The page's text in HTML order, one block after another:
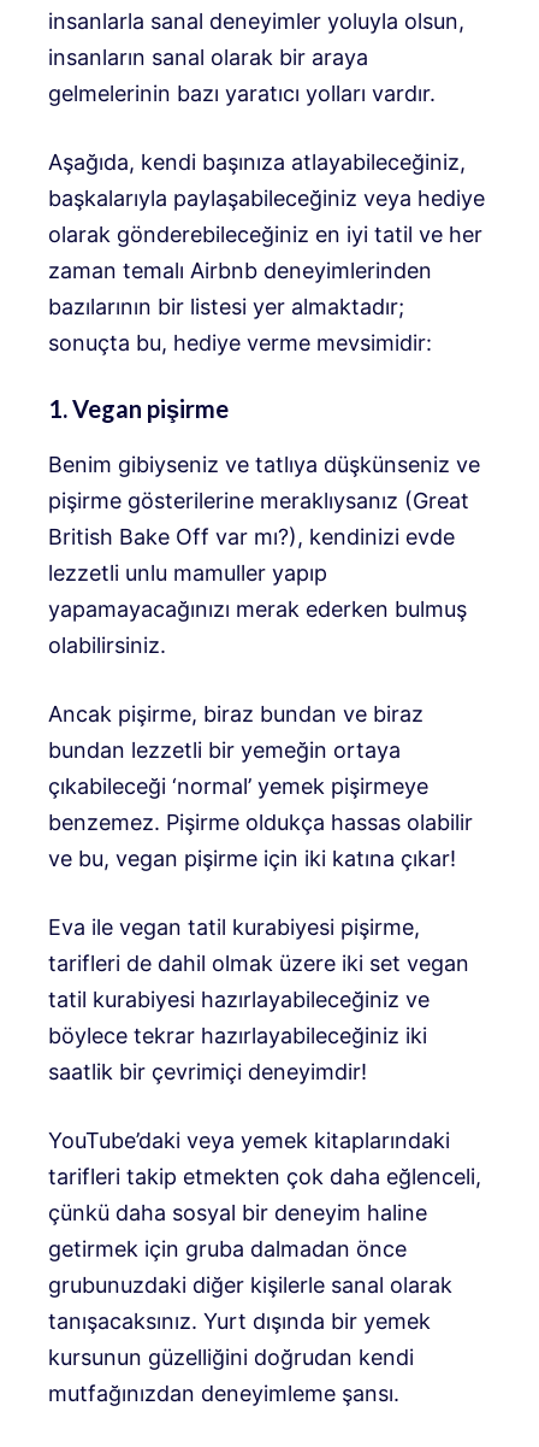
insanlarla sanal deneyimler yoluyla olsun,
insanların sanal olarak bir araya
gelmelerinin bazı yaratıcı yolları vardır.
Aşağıda, kendi başınıza atlayabileceğiniz,
başkalarıyla paylaşabileceğiniz veya hediye
olarak gönderebileceğiniz en iyi tatil ve her
zaman temalı Airbnb deneyimlerinden
bazılarının bir listesi yer almaktadır;
sonuçta bu, hediye verme mevsimidir:
1. Vegan pişirme
Benim gibiyseniz ve tatlıya düşkünseniz ve
pişirme gösterilerine meraklıysanız (Great
British Bake Off var mı?), kendinizi evde
lezzetli unlu mamuller yapıp
yapamayacağınızı merak ederken bulmuş
olabilirsiniz.
Ancak pişirme, biraz bundan ve biraz
bundan lezzetli bir yemeğin ortaya
çıkabileceği ‘normal’ yemek pişirmeye
benzemez. Pişirme oldukça hassas olabilir
ve bu, vegan pişirme için iki katına çıkar!
Eva ile vegan tatil kurabiyesi pişirme,
tarifleri de dahil olmak üzere iki set vegan
tatil kurabiyesi hazırlayabileceğiniz ve
böylece tekrar hazırlayabileceğiniz iki
saatlik bir çevrimiçi deneyimdir!
YouTube’daki veya yemek kitaplarındaki
tarifleri takip etmekten çok daha eğlenceli,
çünkü daha sosyal bir deneyim haline
getirmek için gruba dalmadan önce
grubunuzdaki diğer kişilerle sanal olarak
tanışacaksınız. Yurt dışında bir yemek
kursunun güzelliğini doğrudan kendi
mutfağınızdan deneyimleme şansı.